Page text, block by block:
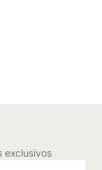
exclusivos